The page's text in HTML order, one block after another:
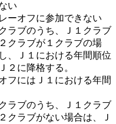
い
ーオフに参加できない
ラブのうち、Ｊ１クラブ
クラブが１クラブの場
、Ｊ１における年間順位
２に降格する。
フにはＪ１における年間
ラブのうち、Ｊ１クラブ
クラブがない場合は、Ｊ